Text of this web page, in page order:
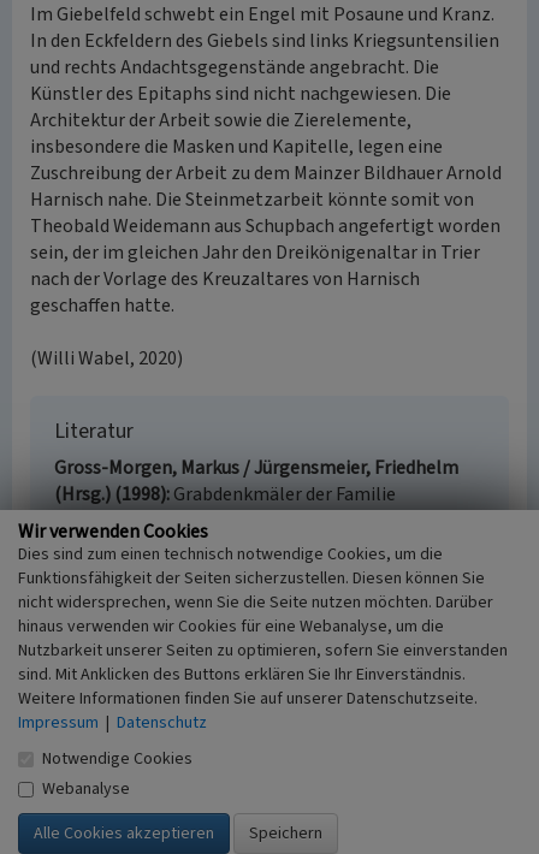
Im Giebelfeld schwebt ein Engel mit Posaune und Kranz.
In den Eckfeldern des Giebels sind links Kriegsuntensilien
und rechts Andachtsgegenstände angebracht. Die
Künstler des Epitaphs sind nicht nachgewiesen. Die
Architektur der Arbeit sowie die Zierelemente,
insbesondere die Masken und Kapitelle, legen eine
Zuschreibung der Arbeit zu dem Mainzer Bildhauer Arnold
Harnisch nahe. Die Steinmetzarbeit könnte somit von
Theobald Weidemann aus Schupbach angefertigt worden
sein, der im gleichen Jahr den Dreikönigenaltar in Trier
nach der Vorlage des Kreuzaltares von Harnisch
geschaffen hatte.
(Willi Wabel, 2020)
Literatur
Gross-Morgen, Markus / Jürgensmeier, Friedhelm
(Hrsg.) (1998) Grabdenkmäler der Familie
Walderdorff. In: Die von Walderdorff, S. 101-124. Köln.
Epitaph für den Amtmann Johann Peter von
Walderdorff († 1635) und seine Frau Maria
Magdalena († 1678) in der katholischen
Stadtkirche zu Limburg
Schlagwörter
Epitaph (Denkmal)
Straße / Hausnummer
Bischofsplatz
Ort
Wir verwenden Cookies
Dies sind zum einen technisch notwendige Cookies, um die
Funktionsfähigkeit der Seiten sicherzustellen. Diesen können Sie
nicht widersprechen, wenn Sie die Seite nutzen möchten. Darüber
hinaus verwenden wir Cookies für eine Webanalyse, um die
Nutzbarkeit unserer Seiten zu optimieren, sofern Sie einverstanden
sind. Mit Anklicken des Buttons erklären Sie Ihr Einverständnis.
Weitere Informationen finden Sie auf unserer Datenschutzseite.
Impressum | Datenschutz
Notwendige Cookies
Webanalyse